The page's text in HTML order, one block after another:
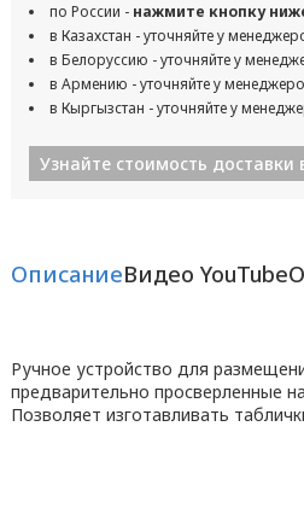
по России - нажмите кнопку
в Казахстан - уточняйте у
в Белоруссию - уточняйте у
в Армению - уточняйте у
в Кыргызстан - уточняйте у
Узнайте стоимость
ОписаниеВидео YouTube
Ручное устройство для
предварительно просверленные
Позволяет изготавливать